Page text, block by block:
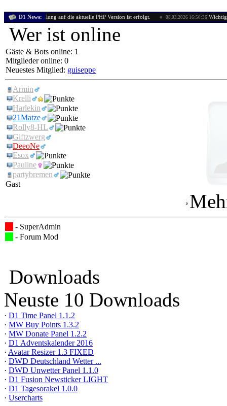
D1 News:
Die Umstellung auf die aktuelle PHP Version ist erfolgt. 08.03.2026 16:50:36 Wichtige
Wer ist online
Gäste & Bots online: 1
Mitglieder online: 0
Neuestes Mitglied: guiseppe
Armin
Krelli
Harlekin
21Matze
Rolly8-HL
Giftzwerg
DeeoNe
Esox
Pauline
partybremen
Gast
- SuperAdmin
- Forum Mod
Downloads
Neuste 10 Downloads
· D1 Time Panel 1.1.2
· MW Buy Points 1.3.2
· MW Donate Panel 1.2.2
· D1 Adventskalender 2016
· Avatar Resizer 1.3 FIXED
· DWD Deutschland Wetter ...
· DWD Unwetter Panel 1.1.0
· D1 Fusion Newsticker LIGHT
· D1 Tagesorakel 1.0.0
· Usercharts